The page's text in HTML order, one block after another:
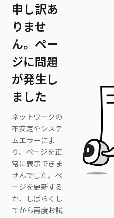
申し訳あ
りませ
ん。ペー
ジに問題
が発生し
ました
ネットワークの
不安定やシステ
ムエラーによ
り、ページを正
常に表示できま
せんでした。ペ
ージを更新する
か、しばらくし
てから再度お試